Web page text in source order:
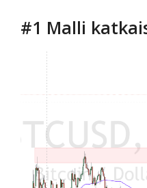
#1 Malli